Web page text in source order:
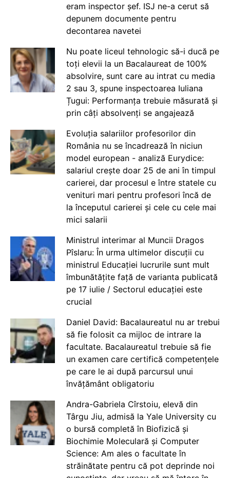
eram inspector șef. ISJ ne-a cerut să
depunem documente pentru
decontarea navetei
Nu poate liceul tehnologic să-i ducă pe
toți elevii la un Bacalaureat de 100%
absolvire, sunt care au intrat cu media
2 sau 3, spune inspectoarea Iuliana
Țugui: Performanța trebuie măsurată și
prin câți absolvenți se angajează
Evoluția salariilor profesorilor din
România nu se încadrează în niciun
model european - analiză Eurydice:
salariul crește doar 25 de ani în timpul
carierei, dar procesul e între statele cu
venituri mari pentru profesori încă de
la începutul carierei și cele cu cele mai
mici salarii
Ministrul interimar al Muncii Dragos
Pîslaru: În urma ultimelor discuții cu
ministrul Educației lucrurile sunt mult
îmbunătățite față de varianta publicată
pe 17 iulie / Sectorul educației este
crucial
Daniel David: Bacalaureatul nu ar trebui
să fie folosit ca mijloc de intrare la
facultate. Bacalaureatul trebuie să fie
un examen care certifică competențele
pe care le ai după parcursul unui
învățământ obligatoriu
Andra-Gabriela Cîrstoiu, elevă din
Târgu Jiu, admisă la Yale University cu
o bursă completă în Biofizică și
Biochimie Moleculară și Computer
Science: Am ales o facultate în
străinătate pentru că pot deprinde noi